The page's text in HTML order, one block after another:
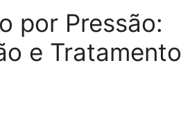
por Pressão:
e Tratamento